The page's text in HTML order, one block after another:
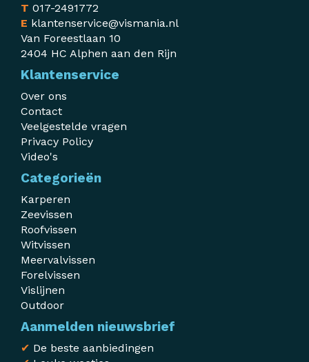
T 017-2491772
E klantenservice@vismania.nl
Van Foreestlaan 10
2404 HC Alphen aan den Rijn
Klantenservice
Over ons
Contact
Veelgestelde vragen
Privacy Policy
Video's
Categorieën
Karperen
Zeevissen
Roofvissen
Witvissen
Meervalvissen
Forelvissen
Vislijnen
Outdoor
Aanmelden nieuwsbrief
✔ De beste aanbiedingen